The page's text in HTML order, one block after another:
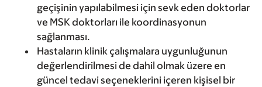
geçişinin yapılabilmesi için sevk eden doktorlar
ve MSK doktorları ile koordinasyonun
sağlanması.
Hastaların klinik çalışmalara uygunluğunun
değerlendirilmesi de dahil olmak üzere en
güncel tedavi seçeneklerini içeren kişisel bir